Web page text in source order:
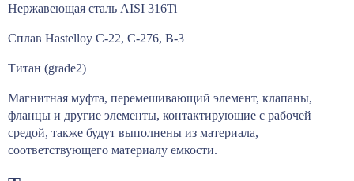
Нержавеющая сталь AISI 316Ti
Сплав Hastelloy C-22, C-276, B-3
Титан (grade2)
Магнитная муфта, перемешивающий элемент, клапаны,
фланцы и другие элементы, контактирующие с рабочей
средой, также будут выполнены из материала,
соответствующего материалу емкости.